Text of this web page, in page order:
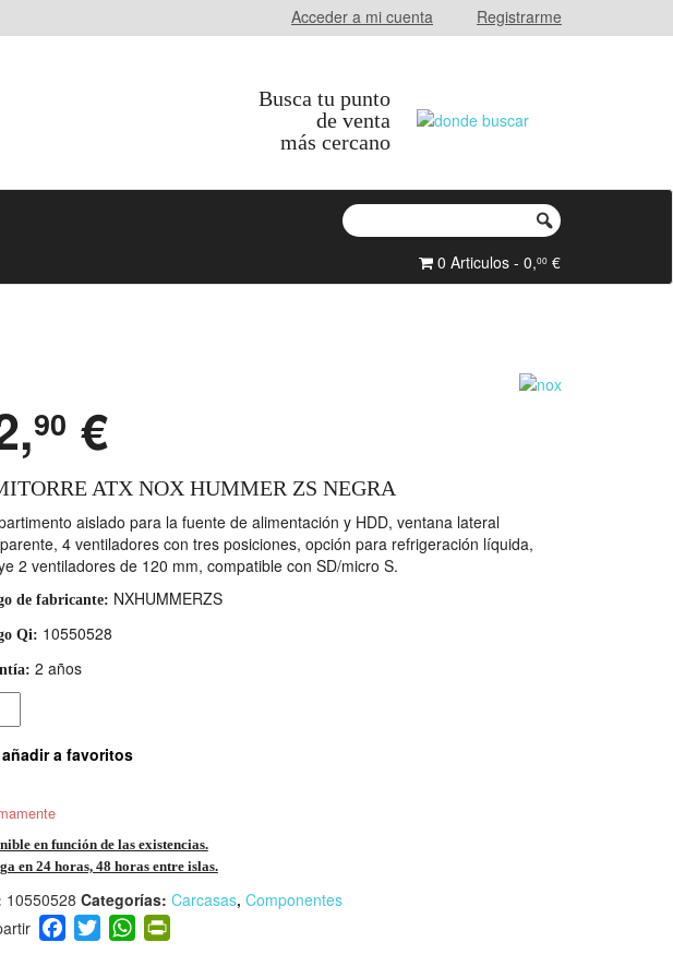
Acceder a mi cuenta Registrarme
Busca tu punto
de venta
más cercano
0 Articulos - 0,00 €
90 €
ATX NOX HUMMER ZS NEGRA
aislado para la fuente de alimentación y HDD, ventana lateral
4 ventiladores con tres posiciones, opción para refrigeración líquida,
2 ventiladores de 120 mm, compatible con SD/micro S.
de fabricante: NXHUMMERZS
Qi: 10550528
2 años
añadir a favoritos
en función de las existencias.
en 24 horas, 48 horas entre islas.
10550528 Categorías: Carcasas, Componentes
F
a
T
wi
W
h
Pr
in